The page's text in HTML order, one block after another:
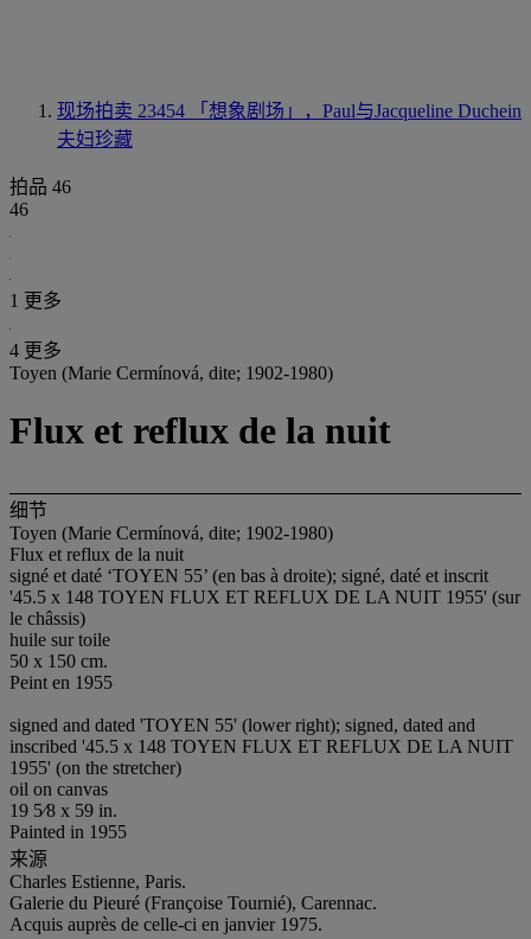
现场拍卖 23454
「想象剧场」，Paul与Jacqueline Duchein
夫妇珍藏
拍品 46
46
1 更多
4 更多
Toyen (Marie Cermínová, dite; 1902-1980)
Flux et reflux de la nuit
细节
Toyen (Marie Cermínová, dite; 1902-1980)
Flux et reflux de la nuit
signé et daté ‘TOYEN 55’ (en bas à droite); signé, daté et inscrit
'45.5 x 148 TOYEN FLUX ET REFLUX DE LA NUIT 1955' (sur
le châssis)
huile sur toile
50 x 150 cm.
Peint en 1955
signed and dated 'TOYEN 55' (lower right); signed, dated and
inscribed '45.5 x 148 TOYEN FLUX ET REFLUX DE LA NUIT
1955' (on the stretcher)
oil on canvas
19 5⁄8 x 59 in.
Painted in 1955
来源
Charles Estienne, Paris.
Galerie du Pieuré (Françoise Tournié), Carennac.
Acquis auprès de celle-ci en janvier 1975.